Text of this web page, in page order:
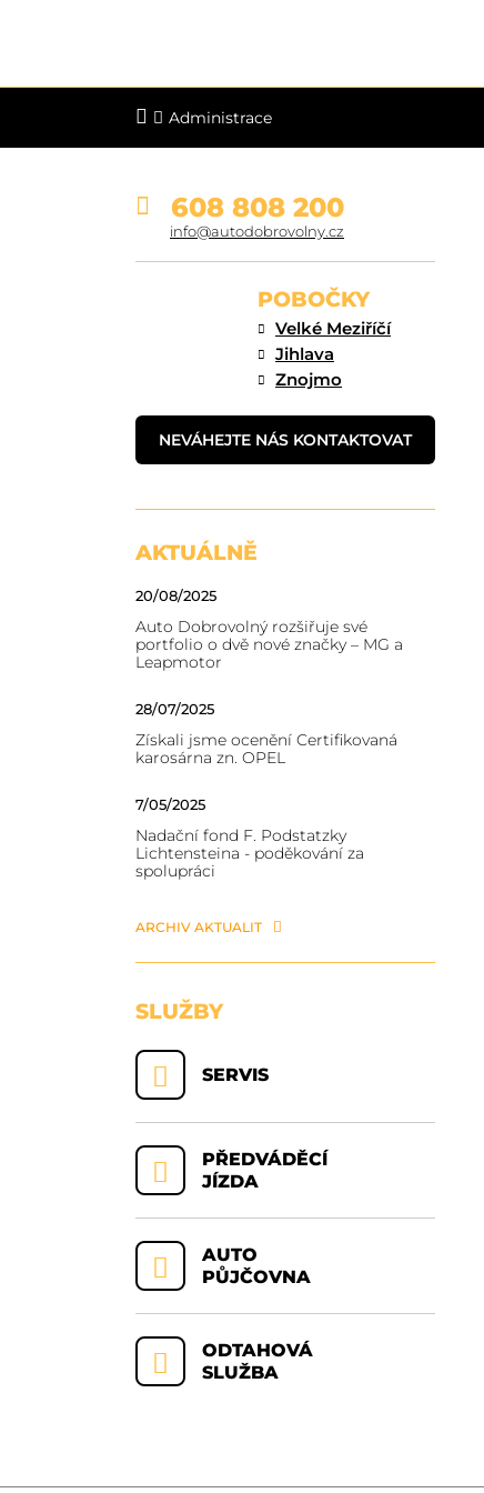
Administrace
608 808 200
info@autodobrovolny.cz
POBOČKY
Velké Meziříčí
Jihlava
Znojmo
NEVÁHEJTE NÁS KONTAKTOVAT
AKTUÁLNĚ
20/08/2025
Auto Dobrovolný rozšiřuje své
portfolio o dvě nové značky – MG a
Leapmotor
28/07/2025
Získali jsme ocenění Certifikovaná
karosárna zn. OPEL
7/05/2025
Nadační fond F. Podstatzky
Lichtensteina - poděkování za
spolupráci
ARCHIV AKTUALIT
SLUŽBY
SERVIS
PŘEDVÁDĚCÍ
JÍZDA
AUTO
PŮJČOVNA
ODTAHOVÁ
SLUŽBA